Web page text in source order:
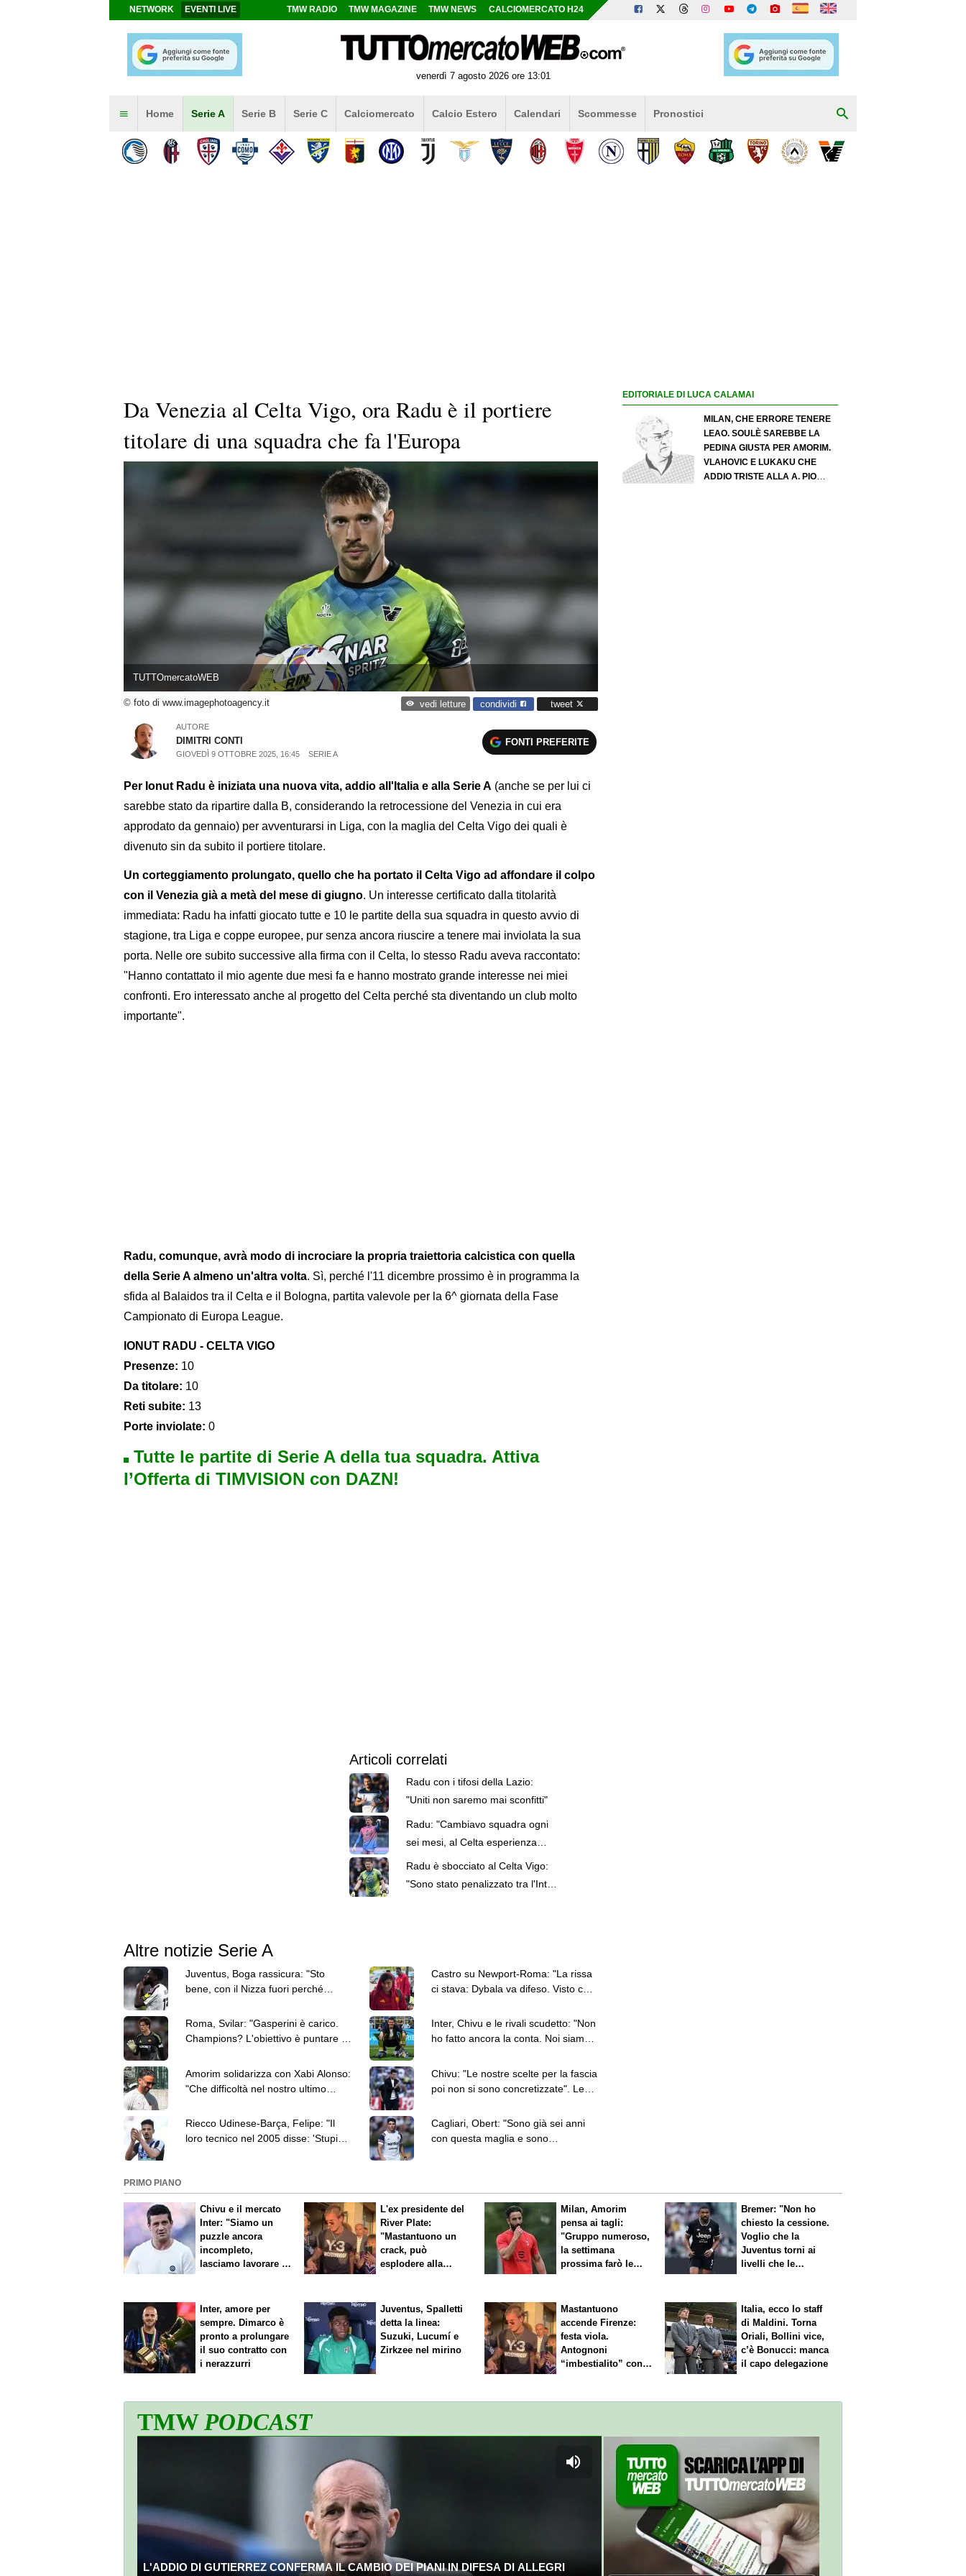
NETWORK EVENTI LIVE TMW RADIO TMW MAGAZINE TMW NEWS CALCIOMERCATO H24
venerdì 7 agosto 2026 ore 13:01
Home Serie A Serie B Serie C Calciomercato Calcio Estero Calendari Scommesse Pronostici
Da Venezia al Celta Vigo, ora Radu è il portiere
titolare di una squadra che fa l'Europa
TUTTOmercatoWEB
© foto di www.imagephotoagency.it vedi letture condividi tweet
AUTORE
DIMITRI CONTI
GIOVEDÌ 9 OTTOBRE 2025, 16:45 SERIE A
FONTI PREFERITE
Per Ionut Radu è iniziata una nuova vita, addio all'Italia e alla Serie A (anche se per lui ci
sarebbe stato da ripartire dalla B, considerando la retrocessione del Venezia in cui era
approdato da gennaio) per avventurarsi in Liga, con la maglia del Celta Vigo dei quali è
divenuto sin da subito il portiere titolare.
Un corteggiamento prolungato, quello che ha portato il Celta Vigo ad affondare il colpo
con il Venezia già a metà del mese di giugno. Un interesse certificato dalla titolarità
immediata: Radu ha infatti giocato tutte e 10 le partite della sua squadra in questo avvio di
stagione, tra Liga e coppe europee, pur senza ancora riuscire a tenere mai inviolata la sua
porta. Nelle ore subito successive alla firma con il Celta, lo stesso Radu aveva raccontato:
"Hanno contattato il mio agente due mesi fa e hanno mostrato grande interesse nei miei
confronti. Ero interessato anche al progetto del Celta perché sta diventando un club molto
importante".
Radu, comunque, avrà modo di incrociare la propria traiettoria calcistica con quella
della Serie A almeno un'altra volta. Sì, perché l'11 dicembre prossimo è in programma la
sfida al Balaidos tra il Celta e il Bologna, partita valevole per la 6^ giornata della Fase
Campionato di Europa League.
IONUT RADU - CELTA VIGO
Presenze: 10
Da titolare: 10
Reti subite: 13
Porte inviolate: 0
Tutte le partite di Serie A della tua squadra. Attiva
l’Offerta di TIMVISION con DAZN!
Articoli correlati
Radu con i tifosi della Lazio:
"Uniti non saremo mai sconfitti"
Radu: "Cambiavo squadra ogni
sei mesi, al Celta esperienza
migliore della carriera"
Radu è sbocciato al Celta Vigo:
"Sono stato penalizzato tra l'Inter
Altre notizie Serie A
Juventus, Boga rassicura: "Sto
bene, con il Nizza fuori perché
Castro su Newport-Roma: "La rissa
ci stava: Dybala va difeso. Visto che
Roma, Svilar: "Gasperini è carico.
Champions? L'obiettivo è puntare a
Inter, Chivu e le rivali scudetto: "Non
ho fatto ancora la conta. Noi siamo
Amorim solidarizza con Xabi Alonso:
"Che difficoltà nel nostro ultimo
Chivu: "Le nostre scelte per la fascia
poi non si sono concretizzate". Le
Riecco Udinese-Barça, Felipe: "Il
loro tecnico nel 2005 disse: 'Stupidi,
Cagliari, Obert: "Sono già sei anni
con questa maglia e sono
EDITORIALE DI LUCA CALAMAI
MILAN, CHE ERRORE TENERE
LEAO. SOULÈ SAREBBE LA
PEDINA GIUSTA PER AMORIM.
VLAHOVIC E LUKAKU CHE
ADDIO TRISTE ALLA A. PIO
PRIMO PIANO
Chivu e il mercato
Inter: "Siamo un
puzzle ancora
incompleto,
lasciamo lavorare i
L'ex presidente del
River Plate:
"Mastantuono un
crack, può
esplodere alla
Milan, Amorim
pensa ai tagli:
"Gruppo numeroso,
la settimana
prossima farò le
Bremer: "Non ho
chiesto la cessione.
Voglio che la
Juventus torni ai
livelli che le
Inter, amore per
sempre. Dimarco è
pronto a prolungare
il suo contratto con
i nerazzurri
Juventus, Spalletti
detta la linea:
Suzuki, Lucumí e
Zirkzee nel mirino
Mastantuono
accende Firenze:
festa viola.
Antognoni
“imbestialito” con
Italia, ecco lo staff
di Maldini. Torna
Oriali, Bollini vice,
c’è Bonucci: manca
il capo delegazione
TMWPODCAST
L'ADDIO DI GUTIERREZ CONFERMA IL CAMBIO DEI PIANI IN DIFESA DI ALLEGRI